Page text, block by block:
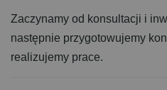
Zaczynamy od konsultacji i
następnie przygotowujemy
realizujemy prace.